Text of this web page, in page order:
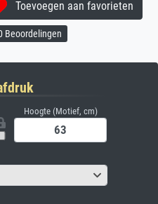
Toevoegen aan favorieten
Beoordelingen
Hoogte (Motief, cm)